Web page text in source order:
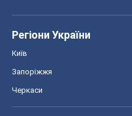
Регіони України
Київ
Запоріжжя
Черкаси